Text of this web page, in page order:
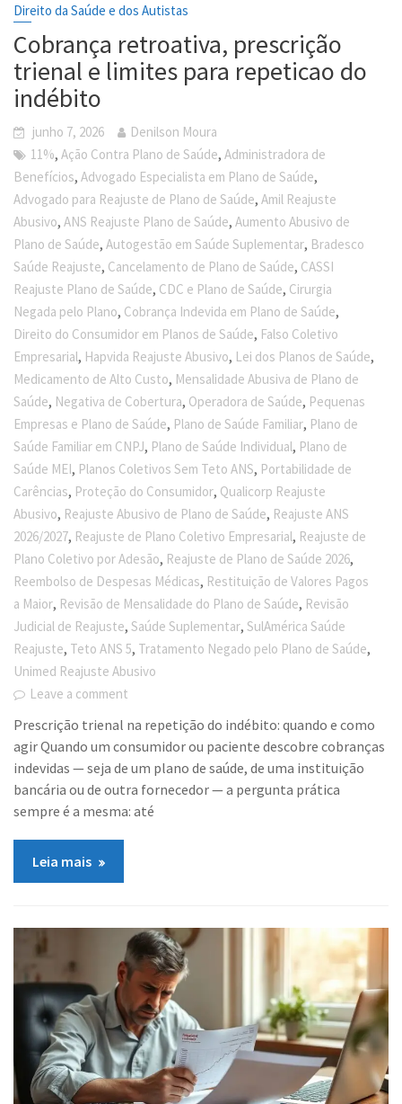
Direito da Saúde e dos Autistas
Cobrança retroativa, prescrição
trienal e limites para repeticao do
indébito
junho 7, 2026
Denilson Moura
11%,Ação Contra Plano de Saúde,Administradora de
Benefícios,Advogado Especialista em Plano de Saúde,
Advogado para Reajuste de Plano de Saúde,Amil Reajuste
Abusivo,ANS Reajuste Plano de Saúde,Aumento Abusivo de
Plano de Saúde,Autogestão em Saúde Suplementar, Bradesco
Saúde Reajuste, Cancelamento de Plano de Saúde, CASSI
Reajuste Plano de Saúde, CDC e Plano de Saúde, Cirurgia
Negada pelo Plano, Cobrança Indevida em Plano de Saúde,
Direito do Consumidor em Planos de Saúde, Falso Coletivo
Empresarial, Hapvida Reajuste Abusivo, Lei dos Planos de Saúde,
Medicamento de Alto Custo, Mensalidade Abusiva de Plano de
Saúde, Negativa de Cobertura, Operadora de Saúde, Pequenas
Empresas e Plano de Saúde, Plano de Saúde Familiar, Plano de
Saúde Familiar em CNPJ, Plano de Saúde Individual, Plano de
Saúde MEI, Planos Coletivos Sem Teto ANS, Portabilidade de
Carências, Proteção do Consumidor, Qualicorp Reajuste
Abusivo, Reajuste Abusivo de Plano de Saúde, Reajuste ANS
2026/2027, Reajuste de Plano Coletivo Empresarial, Reajuste de
Plano Coletivo por Adesão, Reajuste de Plano de Saúde 2026,
Reembolso de Despesas Médicas, Restituição de Valores Pagos
a Maior, Revisão de Mensalidade do Plano de Saúde, Revisão
Judicial de Reajuste,Saúde Suplementar,SulAmérica Saúde
Reajuste, Teto ANS 5, Tratamento Negado pelo Plano de Saúde,
Unimed Reajuste Abusivo
Leave a comment
Prescrição trienal na repetição do indébito: quando e como
agir Quando um consumidor ou paciente descobre cobranças
indevidas — seja de um plano de saúde, de uma instituição
bancária ou de outra fornecedor — a pergunta prática
sempre é a mesma: até
Leia mais